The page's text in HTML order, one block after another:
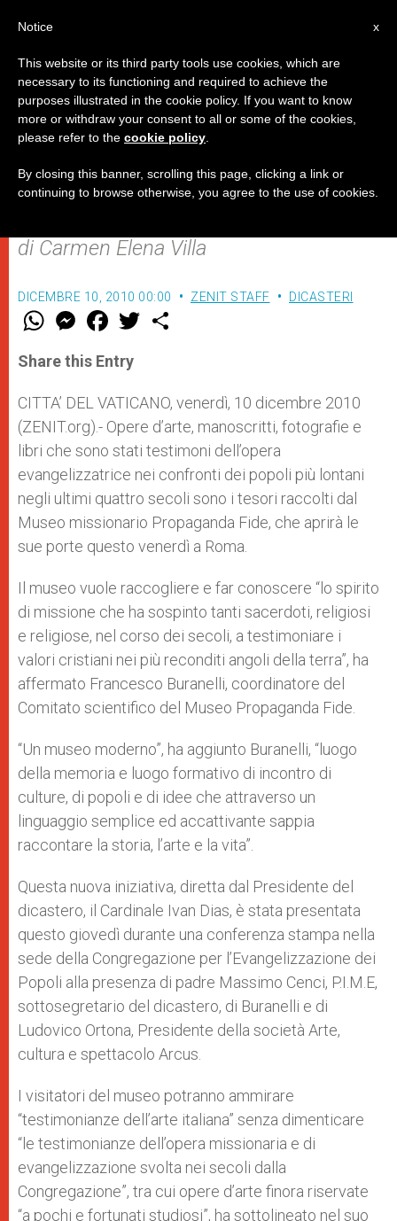
La Congregazione per
l'Evangelizzazione dei Popoli
apre il suo museo a Roma
di Carmen Elena Villa
DICEMBRE 10, 2010 00:00 ZENIT STAFF DICASTERI
W
t
s
p
p
M
e
s
e
g
e
r
F
a
e
b
o
k
w
r
Share this Entry
CITTA’ DEL VATICANO, venerdì, 10 dicembre 2010
(ZENIT.org).- Opere d’arte, manoscritti, fotografie e
libri che sono stati testimoni dell’opera
evangelizzatrice nei confronti dei popoli più lontani
negli ultimi quattro secoli sono i tesori raccolti dal
Museo missionario Propaganda Fide, che aprirà le
sue porte questo venerdì a Roma.
Il museo vuole raccogliere e far conoscere “lo spirito
di missione che ha sospinto tanti sacerdoti, religiosi
e religiose, nel corso dei secoli, a testimoniare i
valori cristiani nei più reconditi angoli della terra”, ha
affermato Francesco Buranelli, coordinatore del
Comitato scientifico del Museo Propaganda Fide.
“Un museo moderno”, ha aggiunto Buranelli, “luogo
della memoria e luogo formativo di incontro di
culture, di popoli e di idee che attraverso un
linguaggio semplice ed accattivante sappia
raccontare la storia, l’arte e la vita”.
Questa nuova iniziativa, diretta dal Presidente del
dicastero, il Cardinale Ivan Dias, è stata presentata
questo giovedì durante una conferenza stampa nella
sede della Congregazione per l’Evangelizzazione dei
Popoli alla presenza di padre Massimo Cenci, P.I.M.E,
sottosegretario del dicastero, di Buranelli e di
Ludovico Ortona, Presidente della società Arte,
cultura e spettacolo Arcus.
I visitatori del museo potranno ammirare
“testimonianze dell’arte italiana” senza dimenticare
“le testimonianze dell’opera missionaria e di
evangelizzazione svolta nei secoli dalla
Congregazione”, tra cui opere d’arte finora riservate
“a pochi e fortunati studiosi”, ha sottolineato nel suo
x
Notice
This website or its third party tools use cookies, which are
necessary to its functioning and required to achieve the
purposes illustrated in the cookie policy. If you want to know
more or withdraw your consent to all or some of the cookies,
please refer to the cookie policy
By closing this banner, scrolling this page, clicking a link or
continuing to browse otherwise, you agree to the use of cookies.